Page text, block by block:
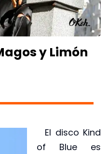
y Limón
El disco Kind
of Blue es